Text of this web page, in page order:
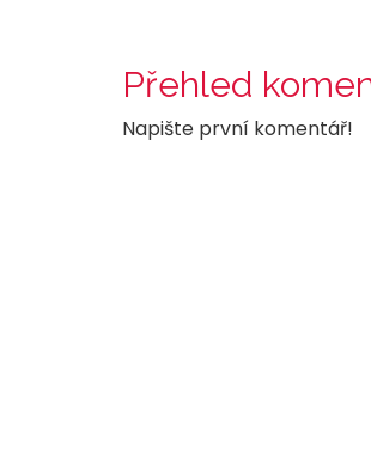
Přehled
Napište první komentář!